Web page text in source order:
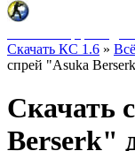
Скачать КС 1.6 »
спрей "Asuka
Скачать
Berserk"